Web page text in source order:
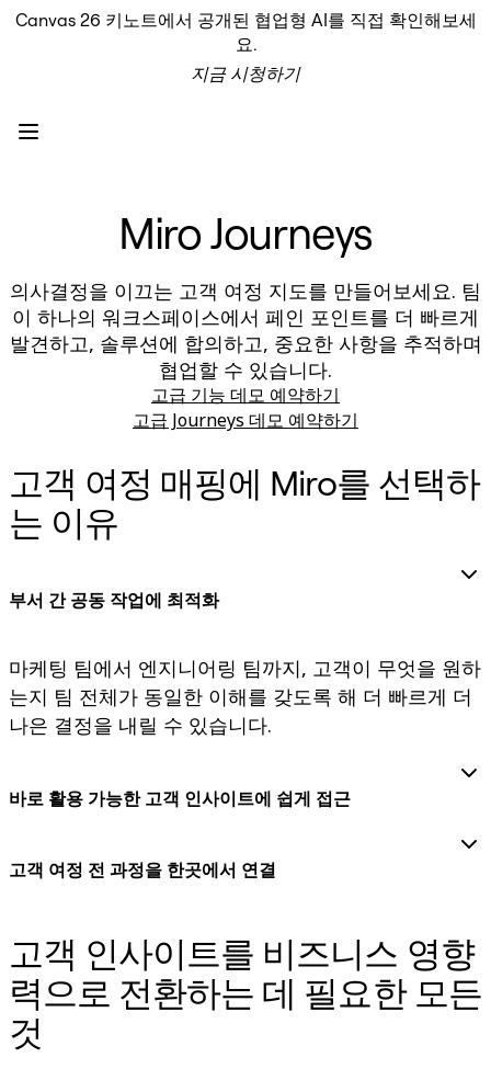
프로덕트
인텔리전트 캔버스
AI Workflows
커넥터
AI 플레이북 살펴보기
MCP 서버
프로젝트 플랜
통합
보안
Enterprise Guard
개발자 플랫폼
화이트보드
테이블
사용 사례
추천
AI 플레이북 살펴보기
Miroverse 살펴보기
워크숍
컨셉맵
로드맵 작성
프로세스 매핑
기술 설계 및 문서화
프로토타입 및 와이어프레임
Canvas 26 키노트에서 공개된 협업형 AI를 직접 확인해보세
요.
지금 시청하기
Miro Journeys
의사결정을 이끄는 고객 여정 지도를 만들어보세요. 팀
이 하나의 워크스페이스에서 페인 포인트를 더 빠르게
발견하고, 솔루션에 합의하고, 중요한 사항을 추적하며
협업할 수 있습니다.
고급 기능 데모 예약하기
고급 Journeys 데모 예약하기
고객 여정 매핑에 Miro를 선택하
는 이유
부서 간 공동 작업에 최적화
마케팅 팀에서 엔지니어링 팀까지, 고객이 무엇을 원하
는지 팀 전체가 동일한 이해를 갖도록 해 더 빠르게 더
나은 결정을 내릴 수 있습니다.
바로 활용 가능한 고객 인사이트에 쉽게 접근
고객 여정 전 과정을 한곳에서 연결
고객 인사이트를 비즈니스 영향
력으로 전환하는 데 필요한 모든
것